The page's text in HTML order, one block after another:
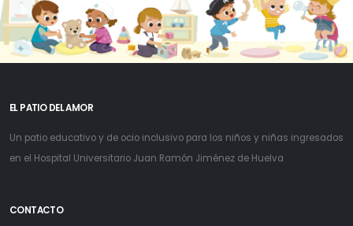
EL PATIO DEL AMOR
Un patio educativo y de ocio inclusivo para los niños y niñas ingresados
en el Hospital Universitario Juan Ramón Jiménez de Huelva
CONTACTO